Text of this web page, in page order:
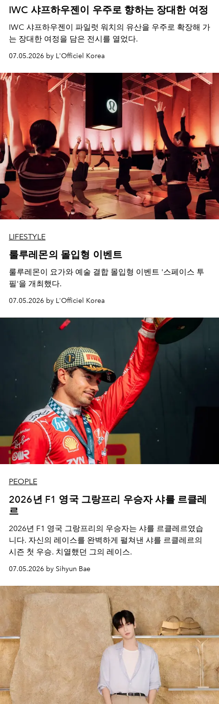
IWC 샤프하우젠이 우주로 향하는 장대한 여정
IWC 샤프하우젠이 파일럿 워치의 유산을 우주로 확장해 가
는 장대한 여정을 담은 전시를 열었다.
07.05.2026 by L'Officiel Korea
LIFESTYLE
룰루레몬의 몰입형 이벤트
룰루레몬이 요가와 예술 결합 몰입형 이벤트 '스페이스 투
필'을 개최했다.
07.05.2026 by L'Officiel Korea
PEOPLE
2026년 F1 영국 그랑프리 우승자 샤를 르클레
르
2026년 F1 영국 그랑프리의 우승자는 샤를 르클레르였습
니다. 자신의 레이스를 완벽하게 펼쳐낸 샤를 르클레르의
시즌 첫 우승. 치열했던 그의 레이스.
07.05.2026 by Sihyun Bae